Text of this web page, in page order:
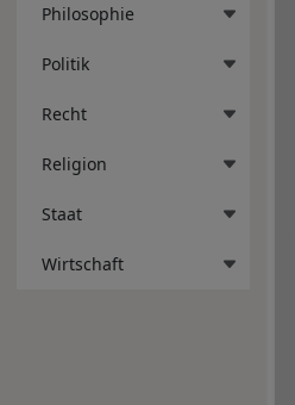
Philosophie
Politik
Recht
Religion
Staat
Wirtschaft